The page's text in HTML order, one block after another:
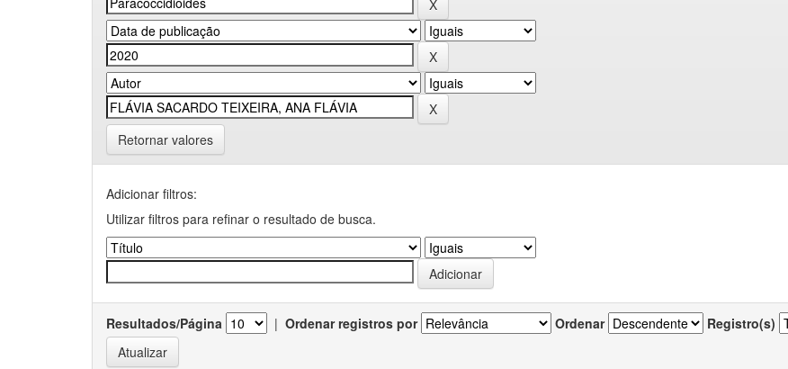
Retornar valores
Adicionar filtros:
Utilizar filtros para refinar o resultado de busca.
Resultados/Página | Ordenar registros por Ordenar Registro(s)